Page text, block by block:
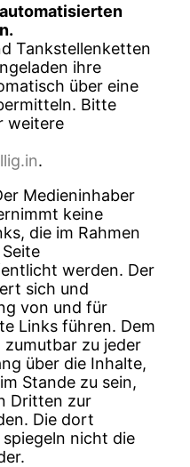
Tankstellenketten
ihre
über eine
Bitte
weitere
.
Medieninhaber
keine
die im Rahmen
werden. Der
sich und
von und für
Links führen. Dem
zu jeder
über die Inhalte,
Stande zu sein,
Dritten zur
Die dort
nicht die